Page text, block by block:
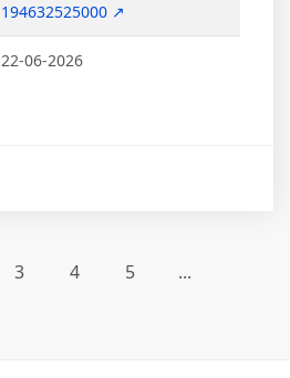
194632525000 ↗
22-06-2026
3 4 5 ...